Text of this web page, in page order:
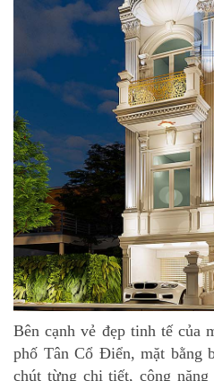
Bên cạnh vẻ đẹp tinh tế của
phố Tân Cổ Điển, mặt bằng
chút từng chi tiết, công